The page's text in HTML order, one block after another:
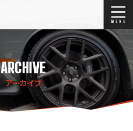
Stock list
ARCHIVE
アーカイブ